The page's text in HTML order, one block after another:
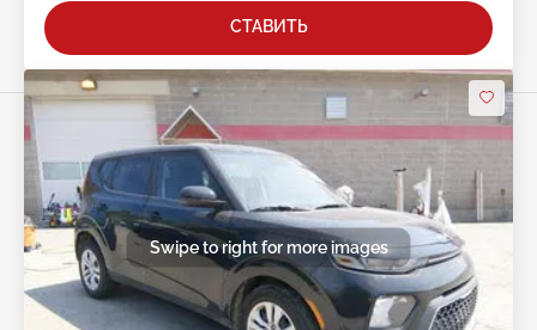
СТАВИТЬ
Swipe to right for more images